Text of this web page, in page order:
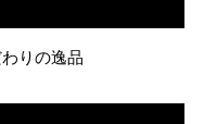
りの逸品